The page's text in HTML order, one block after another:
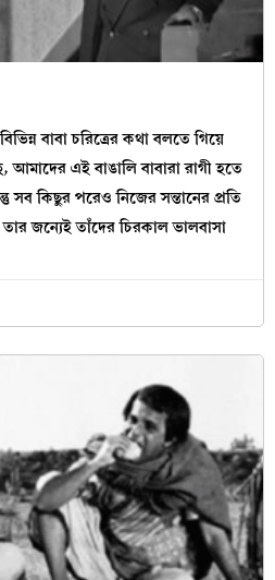
বাবা চরিত্রের কথা বলতে গিয়ে
এই বাঙালি বাবারা রাগী হতে
সব কিছুর পরেও নিজের সন্তানের প্রতি
জন্যেই তাঁদের চিরকাল ভালবাসা